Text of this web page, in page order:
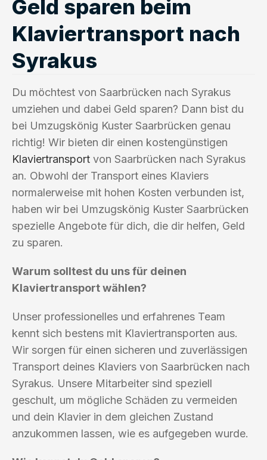
Geld sparen beim
Klaviertransport nach
Syrakus
Du möchtest von Saarbrücken nach Syrakus
umziehen und dabei Geld sparen? Dann bist du
bei Umzugskönig Kuster Saarbrücken genau
richtig! Wir bieten dir einen kostengünstigen
Klaviertransport von Saarbrücken nach Syrakus
an. Obwohl der Transport eines Klaviers
normalerweise mit hohen Kosten verbunden ist,
haben wir bei Umzugskönig Kuster Saarbrücken
spezielle Angebote für dich, die dir helfen, Geld
zu sparen.
Warum solltest du uns für deinen
Klaviertransport wählen?
Unser professionelles und erfahrenes Team
kennt sich bestens mit Klaviertransporten aus.
Wir sorgen für einen sicheren und zuverlässigen
Transport deines Klaviers von Saarbrücken nach
Syrakus. Unsere Mitarbeiter sind speziell
geschult, um mögliche Schäden zu vermeiden
und dein Klavier in dem gleichen Zustand
anzukommen lassen, wie es aufgegeben wurde.